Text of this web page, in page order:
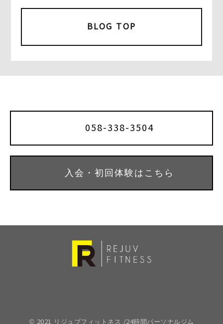
c
e
b
o
o
it
t
e
r
ai
BLOG TOP
058-338-3504
入会・初回体験はこちら
© 2021 リジュブフィットネス /24時間パーソナルジム